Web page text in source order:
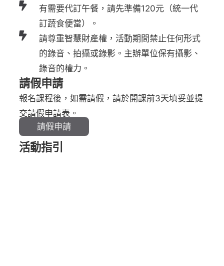
有需要代訂午餐，請先準備120元（統一代
訂蔬食便當）。
請尊重智慧財產權，活動期間禁止任何形式
的錄音、拍攝或錄影。主辦單位保有攝影、
錄音的權力。
請假申請
報名課程後，如需請假，請於開課前3天填妥並提
交請假申請表。
請假申請
活動指引